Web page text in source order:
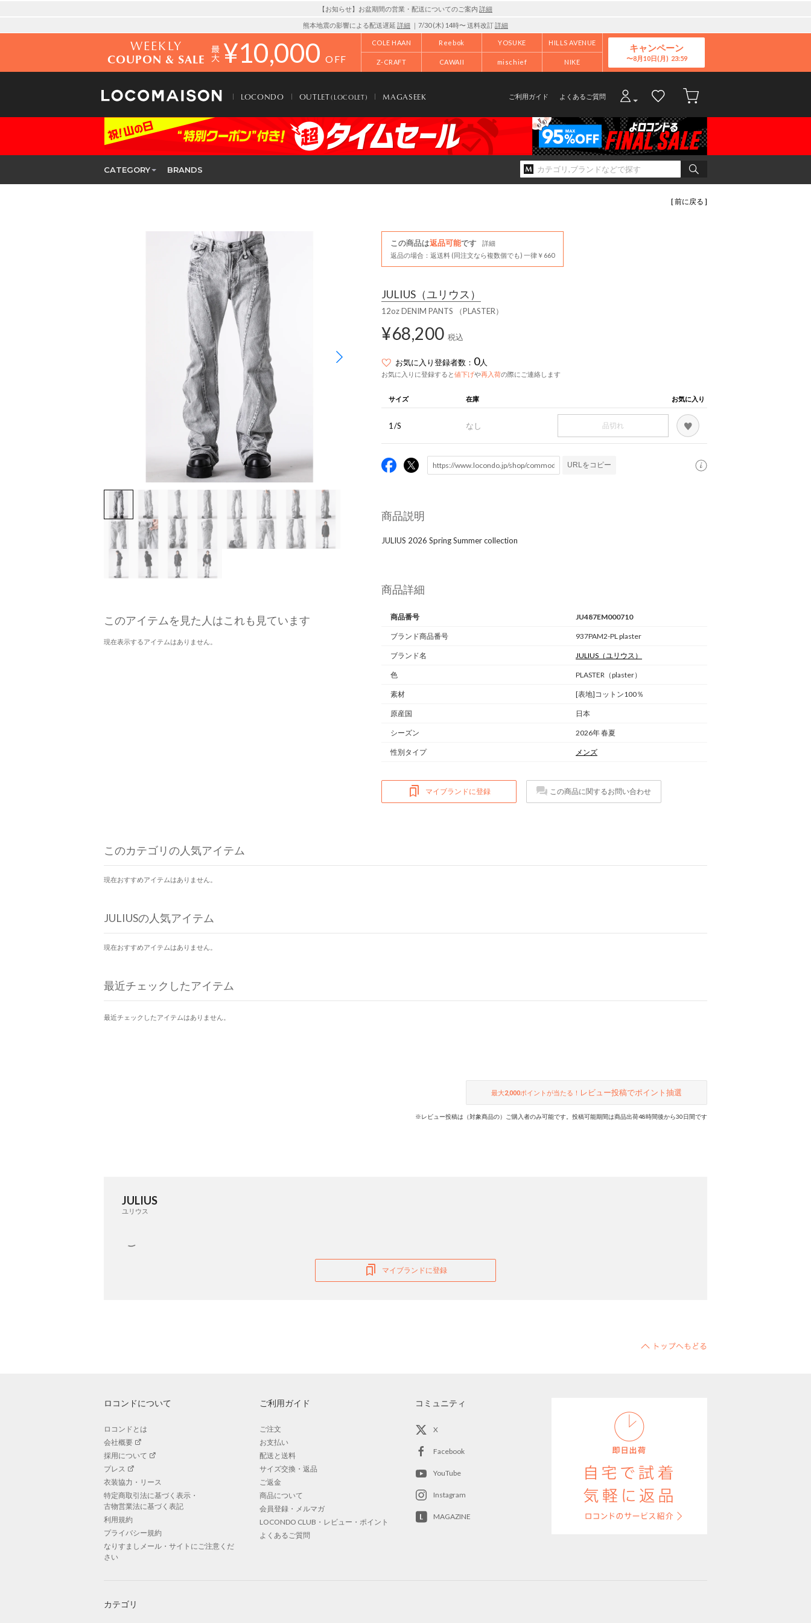
【お知らせ】お盆期間の営業・配送についてのご案内 詳細
熊本地震の影響による配送遅延 詳細 ｜7/30 (木) 14時〜 送料改訂詳細
WEEKLY
COUPON & SALE ¥10,000 OFF
COLE HAAN Reebok YOSUKE HILLS AVENUE
Z-CRAFT CAWAII mischief NIKE
キャンペーン
8月10日(月)
LOCONDO OUTLET(LOCOLET) MAGASEEK ご利用ガイド よくあるご質問
CATEGORY BRANDS
[ 前に戻る ]
このアイテムを見た人はこれも見ています
現在表示するアイテムはありません。
この商品は返品可能です
詳細
返品の場合：返送料 (同注文なら複数個でも) 一律￥660
JULIUS （ユリウス）
12oz DENIM PANTS （PLASTER）
¥68,200 税込
お気に入り登録者数： 0人
お気に入りに登録すると値下げや再入荷の際にご連絡します
サイズ 在庫 お気に入り
1/S なし 品切れ
URLをコピー
商品説明
JULIUS 2026 Spring Summer collection
商品詳細
商品番号 JU487EM000710
ブランド商品番号 937PAM2-PL plaster
ブランド名 JULIUS （ユリウス）
色 PLASTER（plaster）
素材 [表地]コットン100％
原産国 日本
シーズン 2026年 春夏
性別タイプ メンズ
マイブランドに登録 この商品に関するお問い合わせ
このカテゴリの人気アイテム
現在おすすめアイテムはありません。
JULIUSの人気アイテム
現在おすすめアイテムはありません。
最近チェックしたアイテム
最近チェックしたアイテムはありません。
最大2,000ポイントが当たる！ レビュー投稿でポイント抽選
※レビュー投稿は（対象商品の）ご購入者のみ可能です。投稿可能期間は商品出荷48時間後から30日間です
JULIUS
ユリウス
マイブランドに登録
ロコンドについて
ロコンドとは
会社概要
採用について
プレス
衣装協力・リース
特定商取引法に基づく表示・
古物営業法に基づく表記
利用規約
プライバシー規約
なりすましメール・サイトにご注意くだ
さい
ご利用ガイド
ご注文
お支払い
配送と送料
サイズ交換・返品
ご返金
商品について
会員登録・メルマガ
LOCONDO CLUB・レビュー・ポイント
よくあるご質問
コミュニティ
X
Facebook
YouTube
Instagram
MAGAZINE
カテゴリ